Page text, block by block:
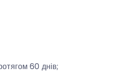
60 днів;